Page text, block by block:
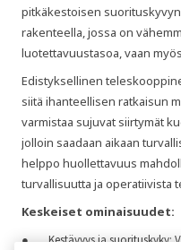
pitkäkestoisen
rakenteella, jossa on
luotettavuustasoa, vaan
Edistyksellinen
siitä ihanteellisen ratkaisun
varmistaa sujuvat siirtymät
jolloin saadaan aikaan
helppo huollettavuus
turvallisuutta ja operatiivista
Keskeiset ominaisuudet:
Kestävyys ja suorituskyky: